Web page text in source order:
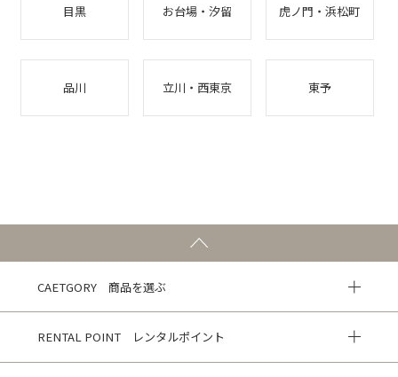
目黒 お台場・汐留 虎ノ門・浜松町
品川 立川・西東京 東予
CAETGORY 商品を選ぶ
RENTAL POINT レンタルポイント